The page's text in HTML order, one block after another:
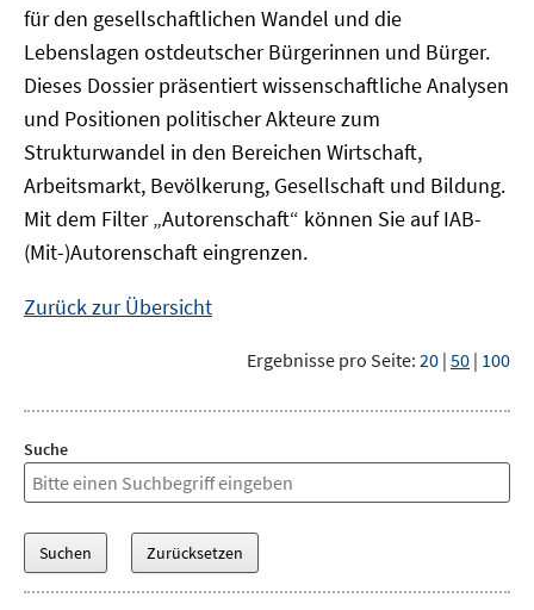
für den gesellschaftlichen Wandel und die
Lebenslagen ostdeutscher Bürgerinnen und Bürger.
Dieses Dossier präsentiert wissenschaftliche Analysen
und Positionen politischer Akteure zum
Strukturwandel in den Bereichen Wirtschaft,
Arbeitsmarkt, Bevölkerung, Gesellschaft und Bildung.
Mit dem Filter „Autorenschaft“ können Sie auf IAB-
(Mit-)Autorenschaft eingrenzen.
Zurück zur Übersicht
Ergebnisse pro Seite: 20 | 50 | 100
Suche